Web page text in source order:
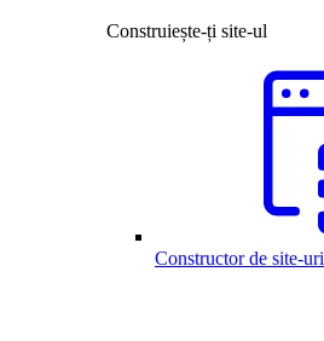
Construiește-ți site-ul
Constructor de site-uri